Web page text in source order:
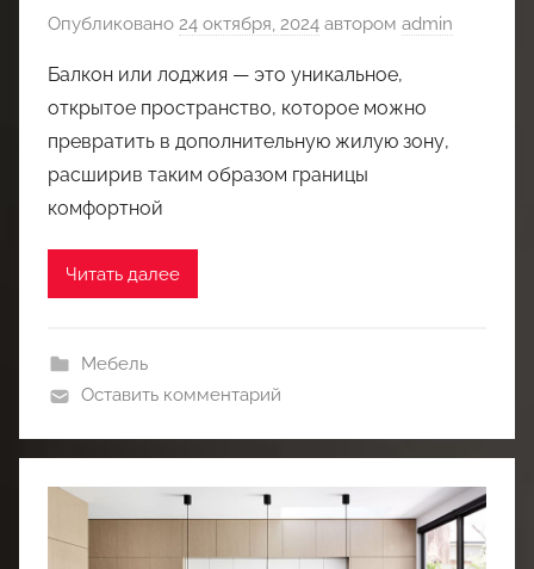
Опубликовано 24 октября, 2024 автором admin
Балкон или лоджия — это уникальное,
открытое пространство, которое можно
превратить в дополнительную жилую зону,
расширив таким образом границы
комфортной
Читать далее
Мебель
Оставить комментарий